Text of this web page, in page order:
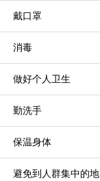
戴口罩
消毒
做好个人卫生
勤洗手
保温身体
避免到人群集中的地